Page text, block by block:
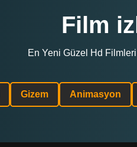
Film
En Yeni Güzel Hd Filmleri
Gizem Animasyon